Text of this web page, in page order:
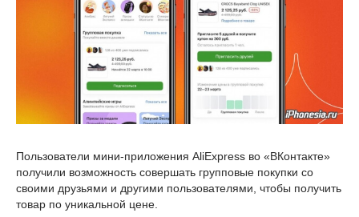
Пользователи мини-приложения AliExpress во «ВКонтакте»
получили возможность совершать групповые покупки со
своими друзьями и другими пользователями, чтобы получить
товар по уникальной цене.